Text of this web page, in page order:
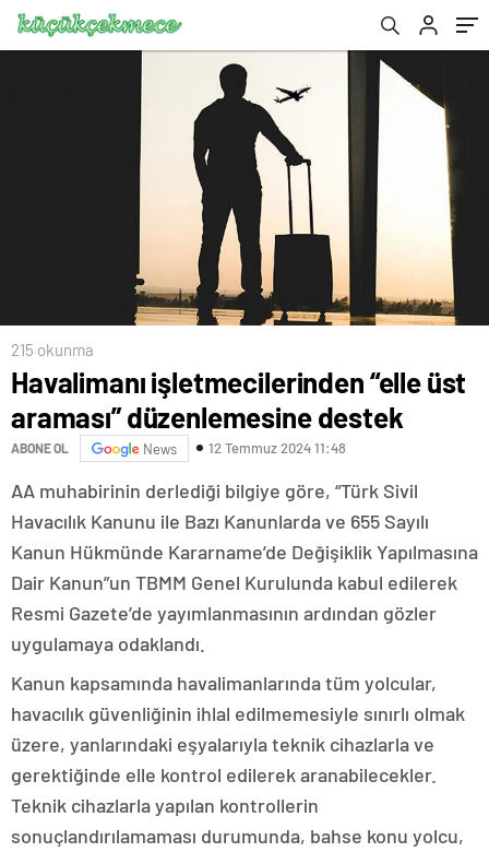
215 okunma
Havalimanı işletmecilerinden “elle üst
araması” düzenlemesine destek
ABONE OL News 12 Temmuz 2024 11:48
AA muhabirinin derlediği bilgiye göre, “Türk Sivil
Havacılık Kanunu ile Bazı Kanunlarda ve 655 Sayılı
Kanun Hükmünde Kararname’de Değişiklik Yapılmasına
Dair Kanun”un TBMM Genel Kurulunda kabul edilerek
Resmi Gazete’de yayımlanmasının ardından gözler
uygulamaya odaklandı.
Kanun kapsamında havalimanlarında tüm yolcular,
havacılık güvenliğinin ihlal edilmemesiyle sınırlı olmak
üzere, yanlarındaki eşyalarıyla teknik cihazlarla ve
gerektiğinde elle kontrol edilerek aranabilecekler.
Teknik cihazlarla yapılan kontrollerin
sonuçlandırılamaması durumunda, bahse konu yolcu,